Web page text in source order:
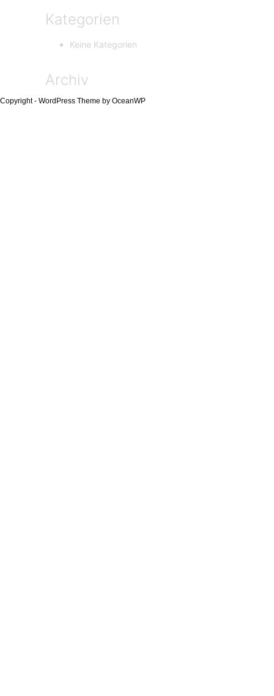
Kategorien
Keine Kategorien
Archiv
Copyright - WordPress Theme by OceanWP